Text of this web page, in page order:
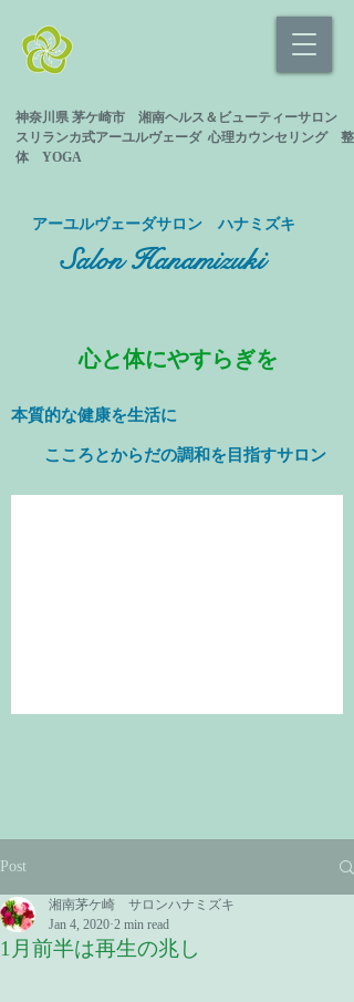
神奈川県 茅ケ崎市 湘南ヘルス＆ビューティーサロン
スリランカ式アーユルヴェーダ 心理カウンセリング 整
体 YOGA
​アーユルヴェーダサロン ハナミズキ
Salon Hanamizuki
心と体にやすらぎを
本質的な健康を生活に
​ こころとからだの調和を目指すサロン
Post
1月前半は再生の兆し
湘南茅ケ崎 サロンハナミズキ
Jan 4, 2020 2 min read